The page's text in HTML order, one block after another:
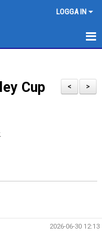
LOGGA IN
>
<
Cup
2026-06-30 12:13